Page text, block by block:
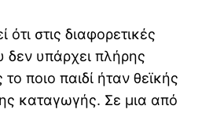
ότι στις διαφορετικές
δεν υπάρχει πλήρης
ποιο παιδί ήταν θεϊκής
καταγωγής. Σε μια από